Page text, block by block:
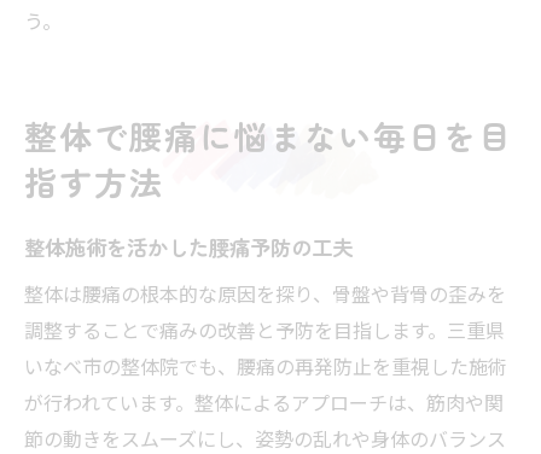
う。
整体で腰痛に悩まない毎日を目
指す方法
整体施術を活かした腰痛予防の工夫
整体は腰痛の根本的な原因を探り、骨盤や背骨の歪みを
調整することで痛みの改善と予防を目指します。三重県
いなべ市の整体院でも、腰痛の再発防止を重視した施術
が行われています。整体によるアプローチは、筋肉や関
節の動きをスムーズにし、姿勢の乱れや身体のバランス